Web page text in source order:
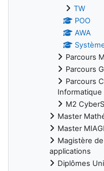
TW
POO
AWA
Parcours
Parcours
Parcours
Informatique
M2
Master
Master
Magistère
applications
Diplômes